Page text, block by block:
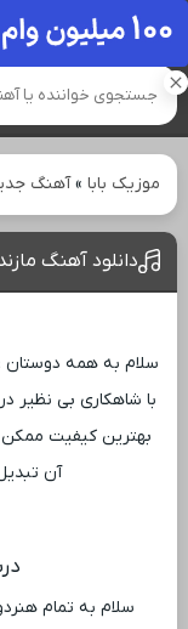
موزیک بابا»آهنگ
دانلود آهنگ
سلام به همه دوستان
با شاهکاری بی ‌نظیر
بهترین کیفیت ممکن
آن
سلام به تمام